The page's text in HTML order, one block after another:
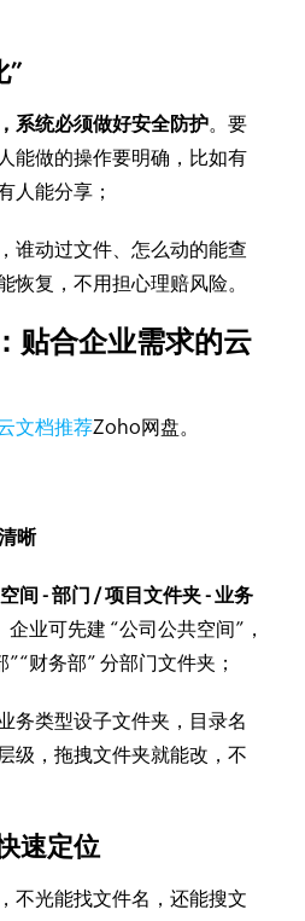
”
系统必须做好安全防护。要
能做的操作要明确，比如有
人能分享；
谁动过文件、怎么动的能查
恢复，不用担心理赔风险。
贴合企业需求的云
文档推荐Zoho网盘。
晰
间 - 部门 / 项目文件夹 - 业务
企业可先建 “公司公共空间”，
财务部” 分部门文件夹；
务类型设子文件夹，目录名
级，拖拽文件夹就能改，不
速定位
不光能找文件名，还能搜文